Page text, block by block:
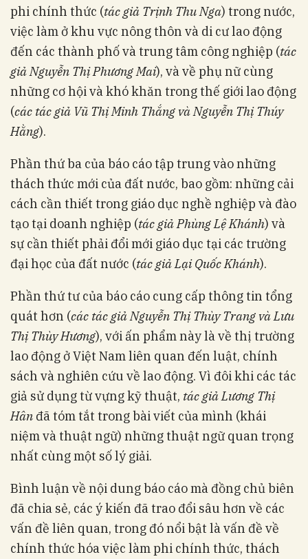
phi chính thức (tác giả Trịnh Thu Nga) trong nước,
việc làm ở khu vực nông thôn và di cư lao động
đến các thành phố và trung tâm công nghiệp (tác
giả Nguyễn Thị Phương Mai), và về phụ nữ cùng
những cơ hội và khó khăn trong thế giới lao động
(các tác giả Vũ Thị Minh Thắng và Nguyễn Thị Thúy
Hằng).
Phần thứ ba của báo cáo tập trung vào những
thách thức mới của đất nước, bao gồm: những cải
cách cần thiết trong giáo dục nghề nghiệp và đào
tạo tại doanh nghiệp (tác giả Phùng Lệ Khánh) và
sự cần thiết phải đổi mới giáo dục tại các trường
đại học của đất nước (tác giả Lại Quốc Khánh).
Phần thứ tư của báo cáo cung cấp thông tin tổng
quát hơn (các tác giả Nguyễn Thị Thùy Trang và Lưu
Thị Thùy Hương), với ấn phẩm này là về thị trường
lao động ở Việt Nam liên quan đến luật, chính
sách và nghiên cứu về lao động. Vì đôi khi các tác
giả sử dụng từ vựng kỹ thuật, tác giả Lương Thị
Hân đã tóm tắt trong bài viết của mình (khái
niệm và thuật ngữ) những thuật ngữ quan trọng
nhất cùng một số lý giải.
Bình luận về nội dung báo cáo mà đồng chủ biên
đã chia sẻ, các ý kiến đã trao đổi sâu hơn về các
vấn đề liên quan, trong đó nổi bật là vấn đề về
chính thức hóa việc làm phi chính thức, thách